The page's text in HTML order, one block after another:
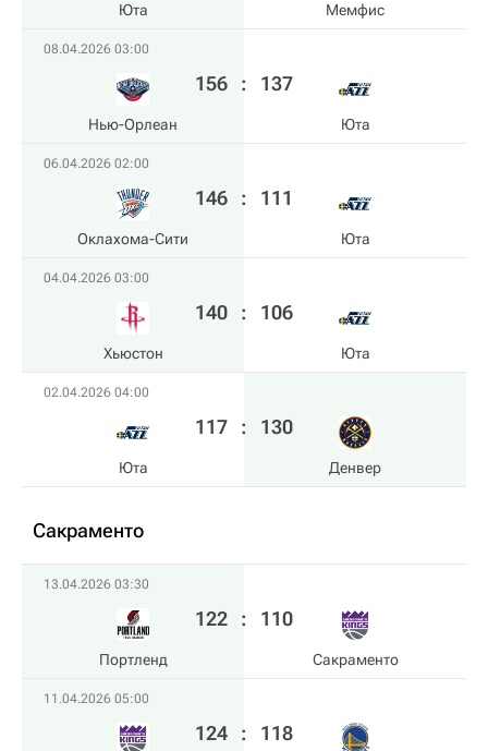
Юта Мемфис
08.04.2026 03:00
Нью-Орлеан
156 : 137
Юта
06.04.2026 02:00
Оклахома-Сити
146 : 111
Юта
04.04.2026 03:00
Хьюстон
140 : 106
Юта
02.04.2026 04:00
Юта
117 : 130
Денвер
Сакраменто
13.04.2026 03:30
Портленд
122 : 110
Сакраменто
11.04.2026 05:00
124 : 118